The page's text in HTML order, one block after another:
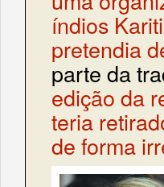
índios
pretendia
parte da
edição da
teria
de forma